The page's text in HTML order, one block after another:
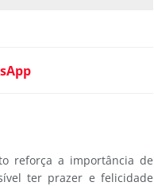
reforça a importância de
ter prazer e felicidade